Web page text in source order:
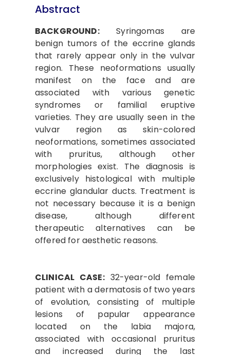
Abstract
BACKGROUND:Syringomas are
benign tumors of the eccrine glands
that rarely appear only in the vulvar
region. These neoformations usually
manifest on the face and are
associated with various genetic
syndromes or familial eruptive
varieties. They are usually seen in the
vulvar region as skin-colored
neoformations, sometimes associated
with pruritus, although other
morphologies exist. The diagnosis is
exclusively histological with multiple
eccrine glandular ducts. Treatment is
not necessary because it is a benign
disease, although different
therapeutic alternatives can be
offered for aesthetic reasons.
CLINICAL CASE:32-year-old female
patient with a dermatosis of two years
of evolution, consisting of multiple
lesions of papular appearance
located on the labia majora,
associated with occasional pruritus
and increased during the last